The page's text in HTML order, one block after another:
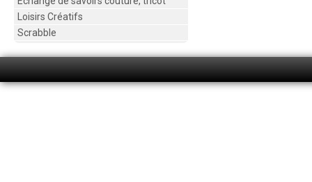
Loisirs Créatifs
Scrabble